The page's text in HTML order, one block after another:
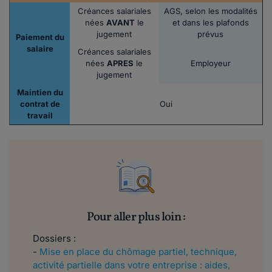
Paiement du
salaire
Créances salariales
nées AVANTle
jugement
AGS, selon les modalités
et dans les plafonds
prévus
Créances salariales
nées APRES le
jugement
Employeur
Maintien du
contrat de
travail
Oui
Pour aller plus loin :
Dossiers :
- Mise en place du chômage partiel, technique,
activité partielle dans votre entreprise : aides,